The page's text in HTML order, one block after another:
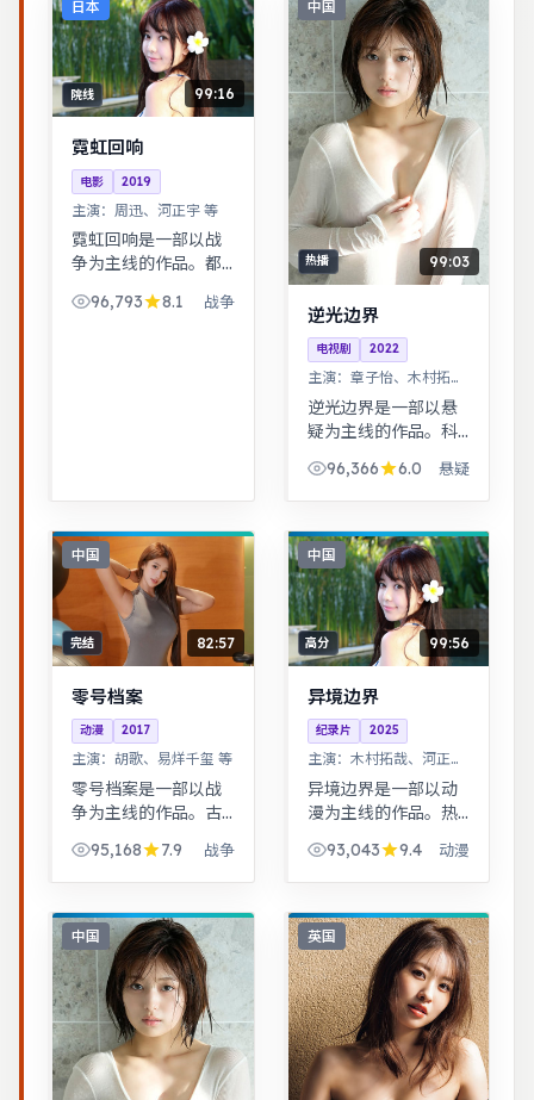
日本
院线 99:16
霓虹回响
电影 2019
主演： 周迅、河正宇 等
霓虹回响是一部以战
争为主线的作品。都
中走近彼此，笑泪交
96,793 8.1 战争
中国
热播 99:03
逆光边界
电视剧 2022
主演： 章子怡、木村拓哉
等
逆光边界是一部以悬
疑为主线的作品。科
幻设定下探讨亲情与
记忆，视觉风格鲜
明，节奏张弛有度。
平凡小人物在时代浪
潮里做出艰难抉择，
最终与自我和解。
96,366 6.0 悬疑
中国
完结 82:57
零号档案
动漫 2017
主演： 胡歌、易烊千玺 等
零号档案是一部以战
争为主线的作品。古
装背景下的人性博
弈，群像刻画细腻，
权谋与情感并重。武
侠江湖中的道义抉
择，动作设计利落，
意境悠远。
95,168 7.9 战争
中国
高分 99:56
异境边界
纪录片 2025
主演： 木村拓哉、河正宇
等
异境边界是一部以动
漫为主线的作品。热
血与幽默并存，友情
与信念贯穿始终，适
合全家观看。一桩旧
案因新证据重启调
查，真相远比表面更
加残酷。
93,043 9.4 动漫
中国 英国